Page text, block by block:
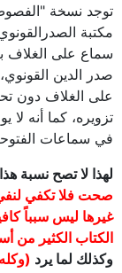
توجد نسخة
صدر الدين
على الغلاف دون
تزويره، كما أنه
في سماعات
لهذا لا تصح نسبة
صحت فلا تكفي
غيرها ليس سبباً
الكتاب الكثير من
وكذلك لما يرد